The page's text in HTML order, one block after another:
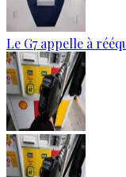
Le G7 appelle à